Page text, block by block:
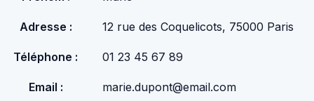
Adresse : 12 rue des Coquelicots, 75000 Paris
Téléphone : 01 23 45 67 89
Email :
marie.dupont@email.com